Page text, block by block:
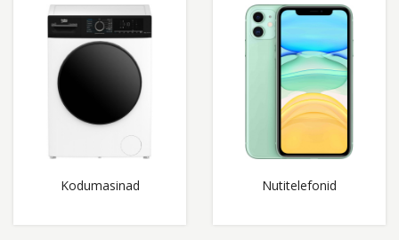
Kodumasinad Nutitelefonid